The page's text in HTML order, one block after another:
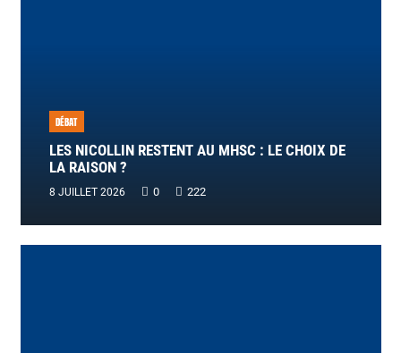
DÉBAT
LES NICOLLIN RESTENT AU MHSC : LE CHOIX DE
LA RAISON ?
8 JUILLET 2026 0 222